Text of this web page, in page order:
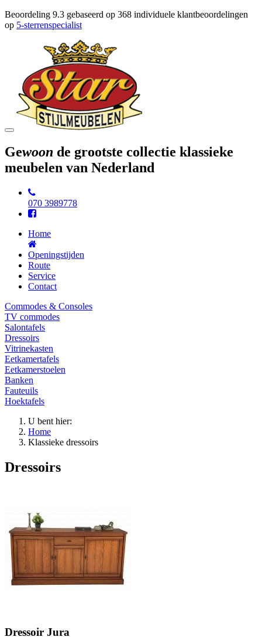
Beoordeling 9.3 gebaseerd op 368 individuele klantbeoordelingen
op 5-sterrenspecialist
Toggle
Gewoon de grootste collectie klassieke
meubelen van Nederland
070 3989778
Home
Openingstijden
Route
Service
Contact
Commodes & Consoles
TV commodes
Salontafels
Dressoirs
Vitrinekasten
Eetkamertafels
Eetkamerstoelen
Banken
Fauteuils
Hoektafels
U bent hier:
Home
Klassieke dressoirs
Dressoirs
Dressoir Jura